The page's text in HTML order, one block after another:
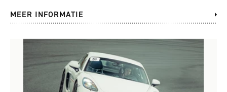
MEER INFORMATIE